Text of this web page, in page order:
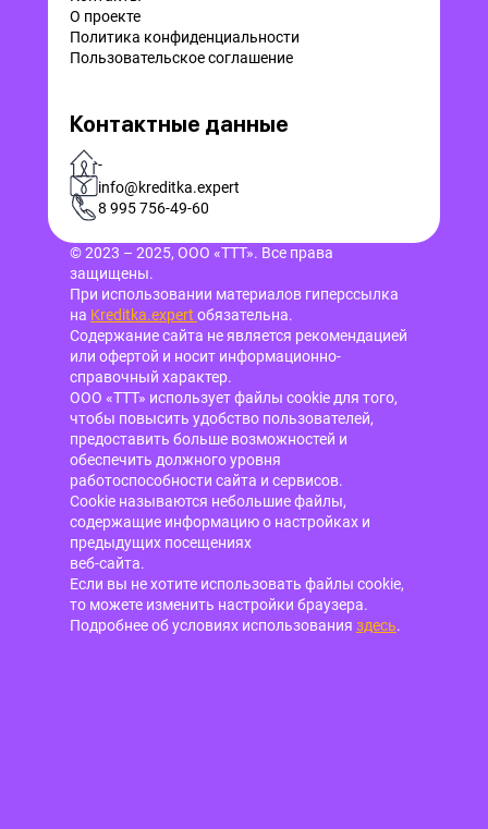
О проекте
Политика конфиденциальности
Пользовательское соглашение
Контактные данные
-
info@kreditka.expert
8 995 756-49-60
© 2023 – 2025, ООО «ТТТ». Все права
защищены.
При использовании материалов гиперссылка
на Kreditka.expert обязательна.
Содержание сайта не является рекомендацией
или офертой и носит информационно-
справочный характер.
ООО «ТТТ» использует файлы cookie для того,
чтобы повысить удобство пользователей,
предоставить больше возможностей и
обеспечить должного уровня
работоспособности сайта и сервисов.
Cookie называются небольшие файлы,
содержащие информацию о настройках и
предыдущих посещениях
веб-сайта.
Если вы не хотите использовать файлы cookie,
то можете изменить настройки браузера.
Подробнее об условиях использования здесь.